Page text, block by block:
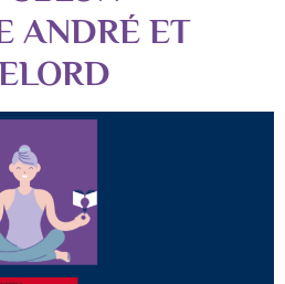
ANDRÉ ET